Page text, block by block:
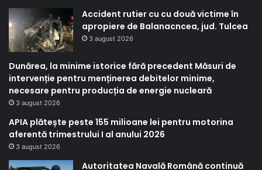
Accident rutier cu cu două victime în
apropiere de Balanacncea, jud. Tulcea
3 august 2026
Dunărea, la minime istorice fără precedent Măsuri de
intervenție pentru menținerea debitelor minime,
necesare pentru producția de energie nucleară
3 august 2026
APIA plătește peste 155 milioane lei pentru motorina
aferentă trimestrului I al anului 2026
3 august 2026
Autoritatea Navală Română continuă